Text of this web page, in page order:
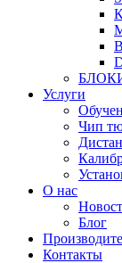
Услуги
Чип
О нас
Блог
Контакты